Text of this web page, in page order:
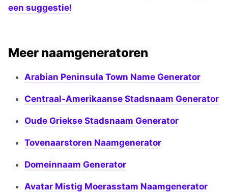
een suggestie!
Meer naamgeneratoren
Arabian Peninsula Town Name Generator
Centraal-Amerikaanse Stadsnaam Generator
Oude Griekse Stadsnaam Generator
Tovenaarstoren Naamgenerator
Domeinnaam Generator
Avatar Mistig Moerasstam Naamgenerator